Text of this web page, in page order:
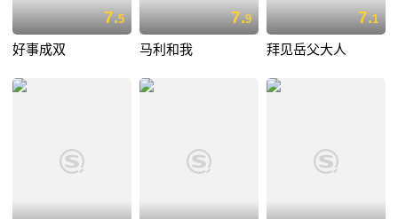
7.5
好事成双
7.9
马利和我
7.1
拜见岳父大人